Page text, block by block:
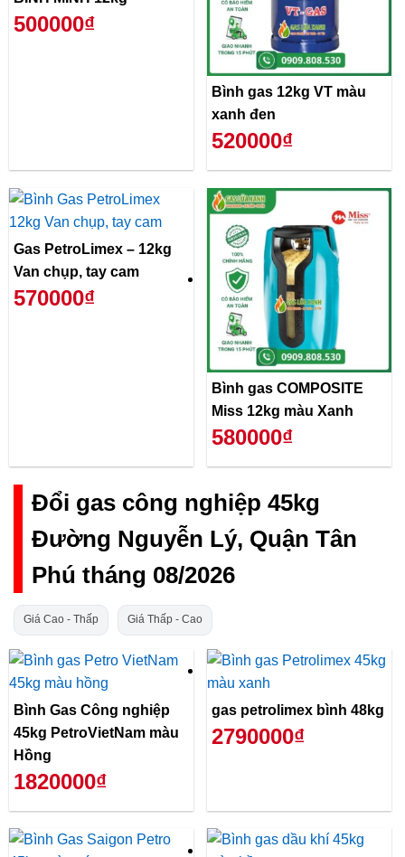
500000₫
Bình gas 12kg VT màu
xanh đen
520000₫
Gas PetroLimex – 12kg
Van chụp, tay cam
570000₫
Bình gas COMPOSITE
Miss 12kg màu Xanh
580000₫
Đổi gas công nghiệp 45kg
Đường Nguyễn Lý, Quận Tân
Phú tháng 08/2026
Giá Cao - Thấp Giá Thấp - Cao
Bình Gas Công nghiệp
45kg PetroVietNam màu
Hồng
1820000₫
gas petrolimex bình 48kg
2790000₫